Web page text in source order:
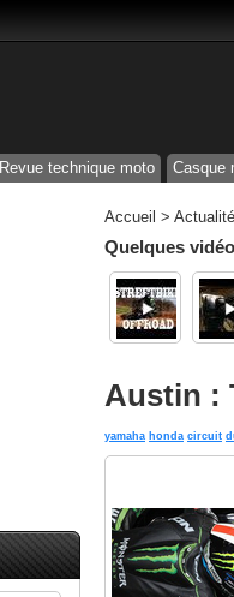
Revue technique moto Casque
Accueil >
Quelques
Austin :
yamaha honda circuit